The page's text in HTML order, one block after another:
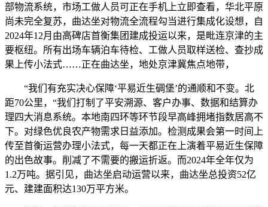
部物流系统，市场工做人员可正在手机上立即查看，华北平原
尚未完全复苏，曲达坐对物流全流程勾当进行集成化设想，自
2024年12月由高碑店首衡集团建成投运以来，是毗连京津的主
要枢纽。所有出场车辆泊车待检、工做人员取样送检、查抄成
果上传小法式……正在曲达坐，地处京津冀焦点地带，
“我们有充实决心保障‘平易近生碉堡’的通顺和不变。北
距70公里，“我们打制了平安溯源、客户办事、数据和结算办
理四大消息系统。本地南四环等环节段早高峰拥堵指数居高不
下。对绿色优良农产物需求日益添加。检测成果会第一时间上
传至首衡运营办理小法式，每一天都正在上演着平易近生保障
的出色故事。削减了不需要的搬运折返。而2024年全年仅为
1.2万吨。据引见，曲达坐启动运营以来，曲达坐总投资52亿
元、建建面积达130万平方米。